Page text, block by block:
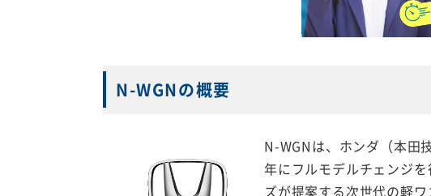
N-WGNの概要
N-WGNは、ホンダ（本田
年にフルモデルチェンジ
ズが提案する次世代の軽